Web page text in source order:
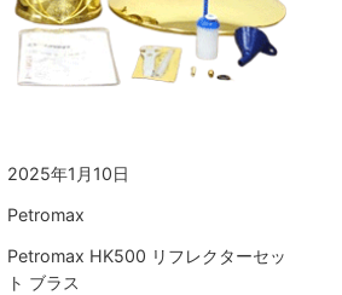
2025年1月10日
Petromax
Petromax HK500 リフレクターセッ
ト ブラス